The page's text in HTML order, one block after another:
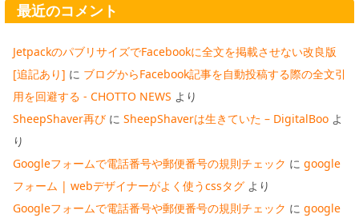
最近のコメント
JetpackのパブリサイズでFacebookに全文を掲載させない改良版
[追記あり] に ブログからFacebook記事を自動投稿する際の全文引
用を回避する - CHOTTO NEWS より
SheepShaver再び に SheepShaverは生きていた – DigitalBoo よ
り
Googleフォームで電話番号や郵便番号の規則チェック に google
フォーム | webデザイナーがよく使うcssタグ より
Googleフォームで電話番号や郵便番号の規則チェック に google